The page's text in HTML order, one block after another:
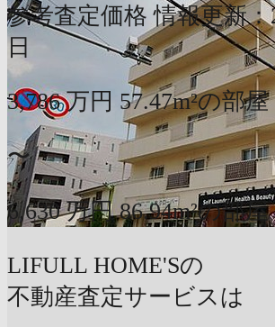
参考査定価格 情報更新：
日
3,786 万円 57.47m²の部屋
〜
6,630 万円 86.94m²の部屋
LIFULL HOME'Sの
不動産査定サービスは